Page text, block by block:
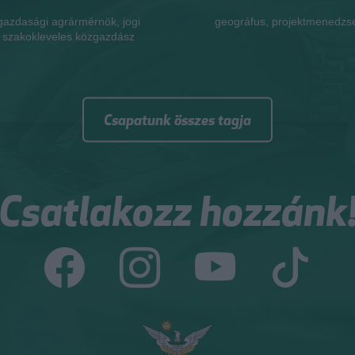
geográfus, projektmenedzser
Csapatunk összes tagja
Csatlakozz